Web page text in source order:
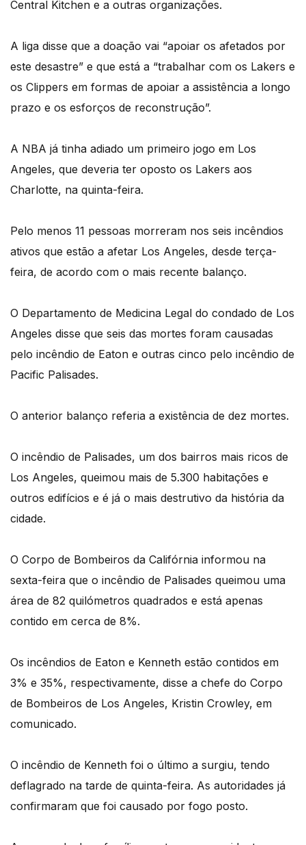
Central Kitchen e a outras organizações.
A liga disse que a doação vai “apoiar os afetados por
este desastre” e que está a “trabalhar com os Lakers e
os Clippers em formas de apoiar a assistência a longo
prazo e os esforços de reconstrução”.
A NBA já tinha adiado um primeiro jogo em Los
Angeles, que deveria ter oposto os Lakers aos
Charlotte, na quinta-feira.
Pelo menos 11 pessoas morreram nos seis incêndios
ativos que estão a afetar Los Angeles, desde terça-
feira, de acordo com o mais recente balanço.
O Departamento de Medicina Legal do condado de Los
Angeles disse que seis das mortes foram causadas
pelo incêndio de Eaton e outras cinco pelo incêndio de
Pacific Palisades.
O anterior balanço referia a existência de dez mortes.
O incêndio de Palisades, um dos bairros mais ricos de
Los Angeles, queimou mais de 5.300 habitações e
outros edifícios e é já o mais destrutivo da história da
cidade.
O Corpo de Bombeiros da Califórnia informou na
sexta-feira que o incêndio de Palisades queimou uma
área de 82 quilómetros quadrados e está apenas
contido em cerca de 8%.
Os incêndios de Eaton e Kenneth estão contidos em
3% e 35%, respectivamente, disse a chefe do Corpo
de Bombeiros de Los Angeles, Kristin Crowley, em
comunicado.
O incêndio de Kenneth foi o último a surgiu, tendo
deflagrado na tarde de quinta-feira. As autoridades já
confirmaram que foi causado por fogo posto.